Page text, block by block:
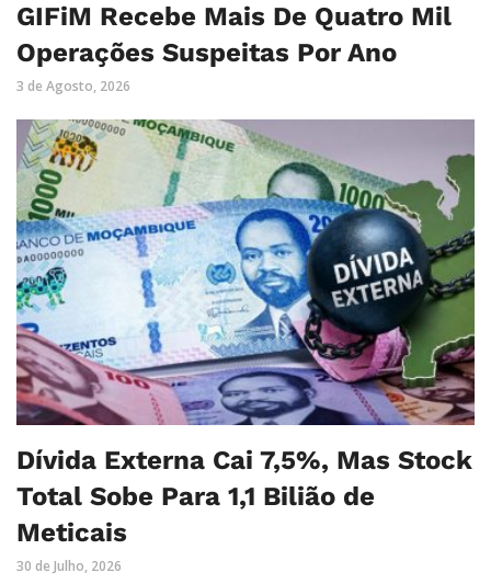
GIFiM Recebe Mais De Quatro Mil
Operações Suspeitas Por Ano
3 de Agosto, 2026
Dívida Externa Cai 7,5%, Mas Stock
Total Sobe Para 1,1 Bilião de
Meticais
30 de Julho, 2026